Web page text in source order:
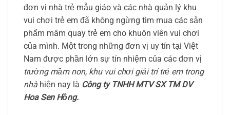
đơn vị nhà trẻ mẫu giáo và các nhà quản lý khu
vui chơi trẻ em đã không ngừng tìm mua các sản
phẩm mâm quay trẻ em cho khuôn viên vui chơi
của mình. Một trong những đơn vị uy tín tại Việt
Nam được phần lớn sự tín nhiệm của các đơn vị
trường mầm non, khu vui chơi giải trí trẻ em trong
nhà hiện nay là Công ty TNHH MTV SX TM DV
Hoa Sen Hồng.